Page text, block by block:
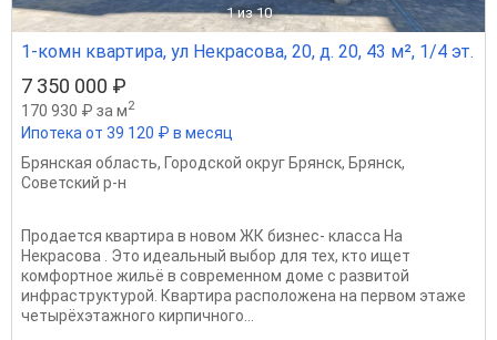
1 из 10
1-комн квартира, ул Некрасова, 20, д. 20, 43 м², 1/4 эт.
7 350 000 ₽
170 930 ₽ за м2
Ипотека от 39 120 ₽ в месяц
Брянская область, Городской округ Брянск, Брянск,
Советский р-н
Продается квартира в новом ЖК бизнес- класса На
Некрасова . Это идеальный выбор для тех, кто ищет
комфортное жильё в современном доме с развитой
инфраструктурой. Квартира расположена на первом этаже
четырёхэтажного кирпичного...